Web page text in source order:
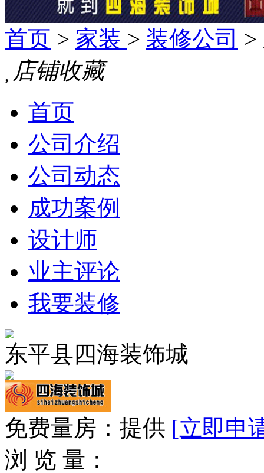
首页 > 家装 > 装修公司 >
店铺收藏
首页
公司介绍
公司动态
成功案例
设计师
业主评论
我要装修
东平县四海装饰城
免费量房： 提供 [立即申
浏 览 量：